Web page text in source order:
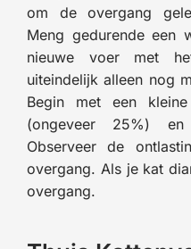
om de overgang
Meng gedurende een
nieuwe voer met
uiteindelijk alleen nog
Begin met een
(ongeveer 25%)
Observeer de
overgang. Als je kat
overgang.